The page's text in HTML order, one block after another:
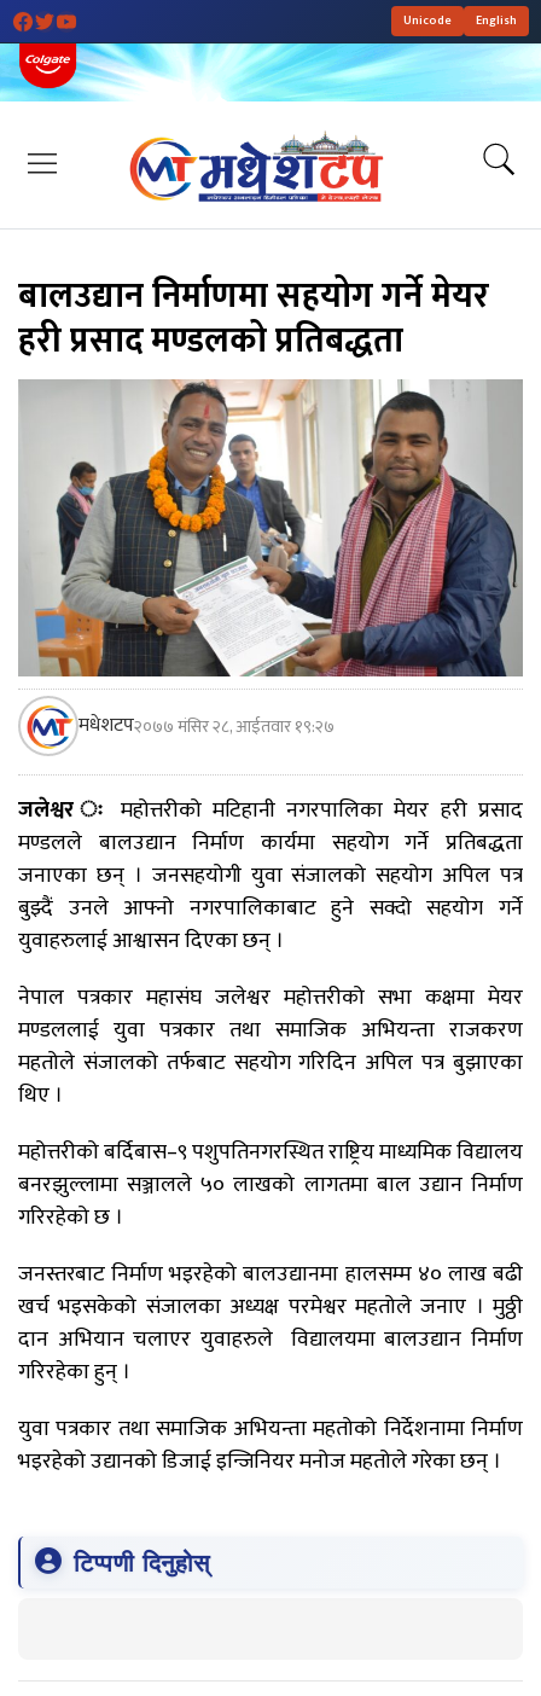
Unicode English
बालउद्यान निर्माणमा सहयोग गर्ने मेयर
हरी प्रसाद मण्डलको प्रतिबद्धता
मधेशटप२०७७ मंसिर २८, आईतवार १९:२७
जलेश्वर ः महोत्तरीको मटिहानी नगरपालिका मेयर हरी प्रसाद
मण्डलले बालउद्यान निर्माण कार्यमा सहयोग गर्ने प्रतिबद्धता
जनाएका छन् । जनसहयोगी युवा संजालको सहयोग अपिल पत्र
बुझ्दैं उनले आफ्नो नगरपालिकाबाट हुने सक्दो सहयोग गर्ने
युवाहरुलाई आश्वासन दिएका छन् ।
नेपाल पत्रकार महासंघ जलेश्वर महोत्तरीको सभा कक्षमा मेयर
मण्डललाई युवा पत्रकार तथा समाजिक अभियन्ता राजकरण
महतोले संजालको तर्फबाट सहयोग गरिदिन अपिल पत्र बुझाएका
थिए ।
महोत्तरीको बर्दिबास–९ पशुपतिनगरस्थित राष्ट्रिय माध्यमिक विद्यालय
बनरझुल्लामा सञ्जालले ५० लाखको लागतमा बाल उद्यान निर्माण
गरिरहेको छ ।
जनस्तरबाट निर्माण भइरहेको बालउद्यानमा हालसम्म ४० लाख बढी
खर्च भइसकेको संजालका अध्यक्ष परमेश्वर महतोले जनाए । मुठ्ठी
दान अभियान चलाएर युवाहरुले विद्यालयमा बालउद्यान निर्माण
गरिरहेका हुन् ।
युवा पत्रकार तथा समाजिक अभियन्ता महतोको निर्देशनामा निर्माण
भइरहेको उद्यानको डिजाई इन्जिनियर मनोज महतोले गरेका छन् ।
टिप्पणी दिनुहोस्